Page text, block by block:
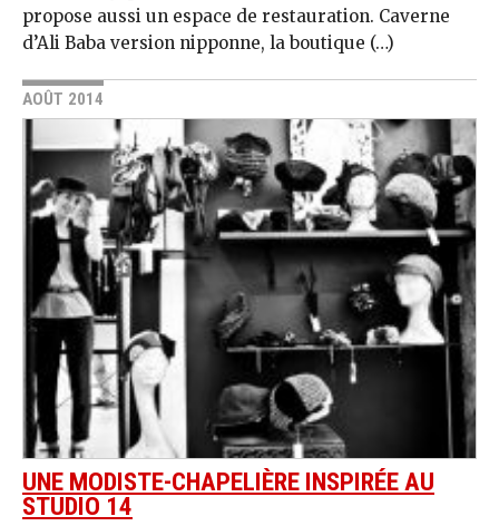
propose aussi un espace de restauration. Caverne
d’Ali Baba version nipponne, la boutique (…)
AOÛT 2014
UNE MODISTE-CHAPELIÈRE INSPIRÉE AU
STUDIO 14